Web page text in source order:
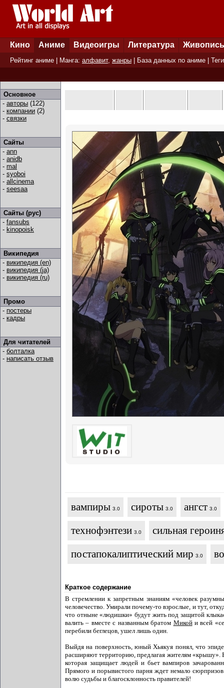
Кино Аниме Видеоигры Литература Живопись
Рейтинг аниме | Манга: алфавит, жанры База данных по аниме Теги
Основное
- авторы (122)
- компании (2)
- связки
Сайты
- ann
- anidb
- mal
- syoboi
- allcinema
- seesaa
Сайты (рус)
- fansubs
- kinopoisk
Википедия
- википедия (en)
- википедия (ja)
- википедия (ru)
Промо
- постеры
- кадры
Для читателей
- болталка
- написать отзыв
вампиры 3.0 сироты 3.0 ангст 3.0
технофэнтези 3.0
сильная
постапокалиптический мир 3.0
Краткое содержание
В стремлении к запретным знаниям «человек
человечество. Умирали почему-то взрослые, и тут,
что отныне «людишки» будут жить под защитой
валить – вместе с названным братом Микойи всей
перебили беглецов, ушел лишь один.
Выйдя на поверхность, юный Хьякуя понял, что
расширяют территорию, предлагая жителям
которая защищает людей и бьет вампиров
Прямого и порывистого парня ждет немало
волю судьбы и благосклонность правителей!